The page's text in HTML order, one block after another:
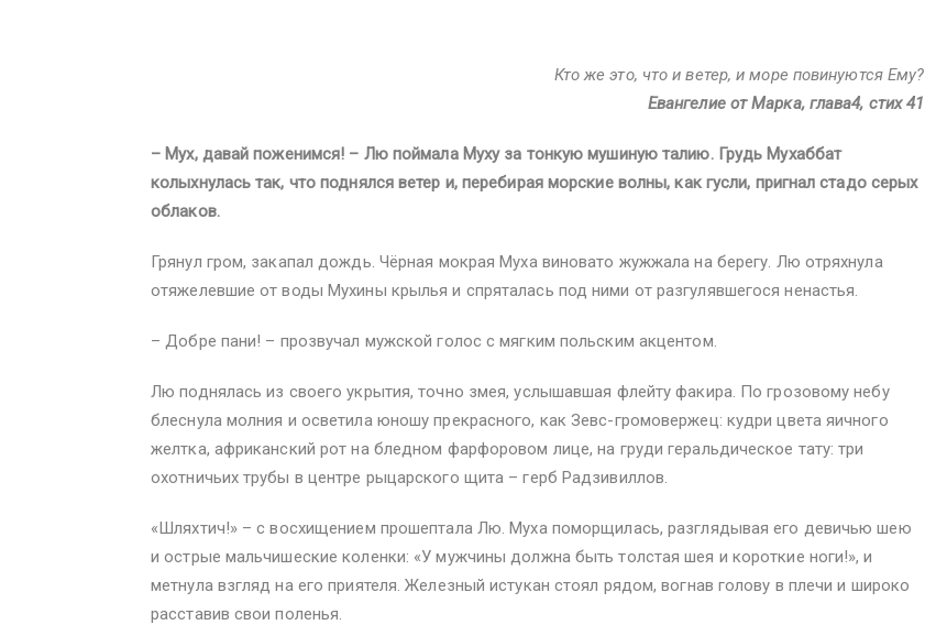
Кто же это, что и ветер, и море повинуются Ему?
Евангелие от Марка, глава4, стих 41
– Мух, давай поженимся! – Лю поймала Муху за тонкую мушиную талию. Грудь Мухаббат
колыхнулась так, что поднялся ветер и, перебирая морские волны, как гусли, пригнал стадо серых
облаков.
Грянул гром, закапал дождь. Чёрная мокрая Муха виновато жужжала на берегу. Лю отряхнула
отяжелевшие от воды Мухины крылья и спряталась под ними от разгулявшегося ненастья.
– Добре пани! – прозвучал мужской голос с мягким польским акцентом.
Лю поднялась из своего укрытия, точно змея, услышавшая флейту факира. По грозовому небу
блеснула молния и осветила юношу прекрасного, как Зевс-громовержец: кудри цвета яичного
желтка, африканский рот на бледном фарфоровом лице, на груди геральдическое тату: три
охотничьих трубы в центре рыцарского щита – герб Радзивиллов.
«Шляхтич!» – с восхищением прошептала Лю. Муха поморщилась, разглядывая его девичью шею
и острые мальчишеские коленки: «У мужчины должна быть толстая шея и короткие ноги!», и
метнула взгляд на его приятеля. Железный истукан стоял рядом, вогнав голову в плечи и широко
расставив свои поленья.